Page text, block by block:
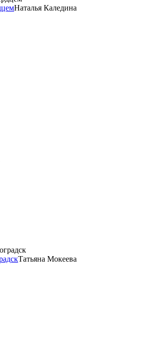
Наталья Каледина
Татьяна Мокеева